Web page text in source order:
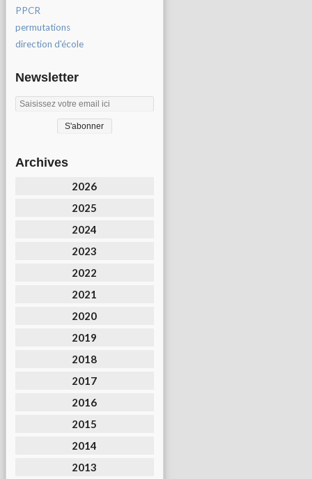
PPCR
permutations
direction d'école
Newsletter
Archives
2026
2025
2024
2023
2022
2021
2020
2019
2018
2017
2016
2015
2014
2013